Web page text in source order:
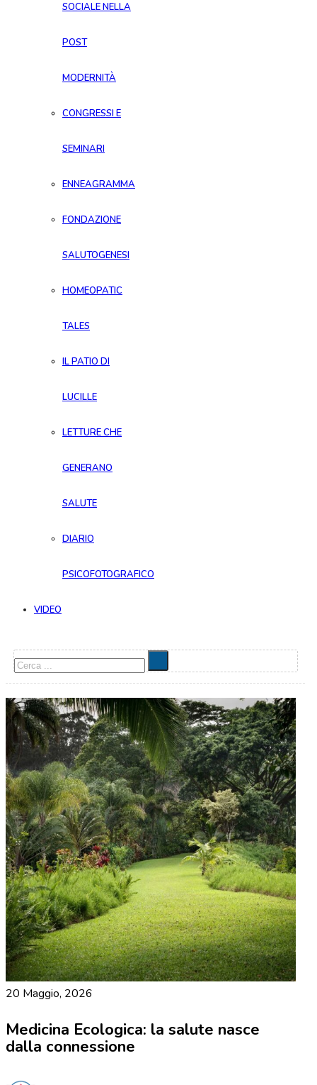
SOCIALE NELLA
POST
MODERNITÀ
CONGRESSI E
SEMINARI
ENNEAGRAMMA
FONDAZIONE
SALUTOGENESI
HOMEOPATIC
TALES
IL PATIO DI
LUCILLE
LETTURE CHE
GENERANO
SALUTE
DIARIO
PSICOFOTOGRAFICO
VIDEO
Cerca
20 Maggio, 2026
Medicina Ecologica: la salute nasce
dalla connessione